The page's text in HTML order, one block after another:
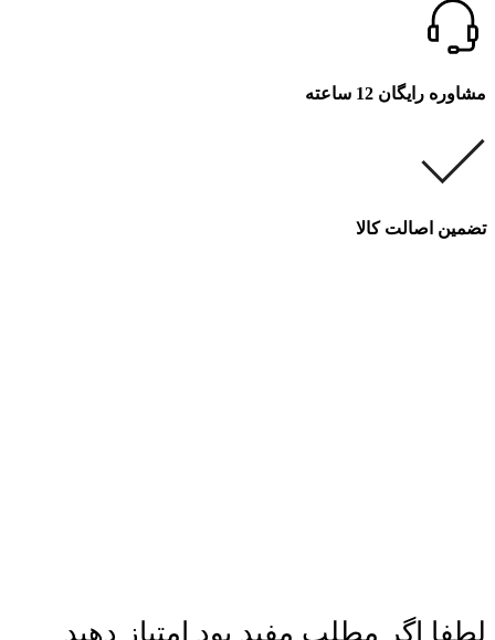
مشاوره رایگان 12 ساعته
تضمین اصالت کالا
لطفا اگر مطلب مفید بود امتیاز دهید